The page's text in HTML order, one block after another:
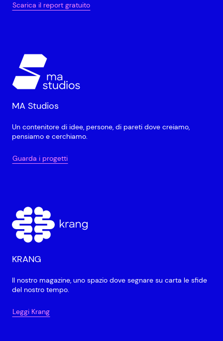
Scarica il report gratuito
MA Studios
Un contenitore di idee, persone, di pareti dove creiamo,
pensiamo e cerchiamo.
Guarda i progetti
KRANG
Il nostro magazine, uno spazio dove segnare su carta le sfide
del nostro tempo.
Leggi Krang